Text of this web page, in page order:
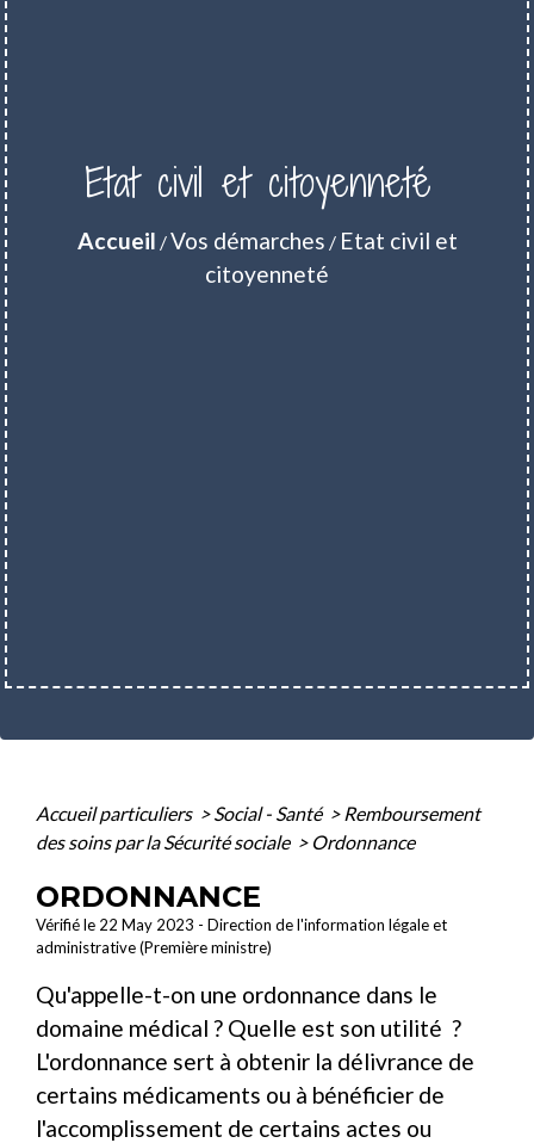
Etat civil et citoyenneté
Accueil /Vos démarches / Etat civil et
citoyenneté
Accueil particuliers > Social - Santé > Remboursement
des soins par la Sécurité sociale > Ordonnance
ORDONNANCE
Vérifié le 22 May 2023 - Direction de l'information légale et
administrative (Première ministre)
Qu'appelle-t-on une ordonnance dans le
domaine médical ? Quelle est son utilité ?
L'ordonnance sert à obtenir la délivrance de
certains médicaments ou à bénéficier de
l'accomplissement de certains actes ou